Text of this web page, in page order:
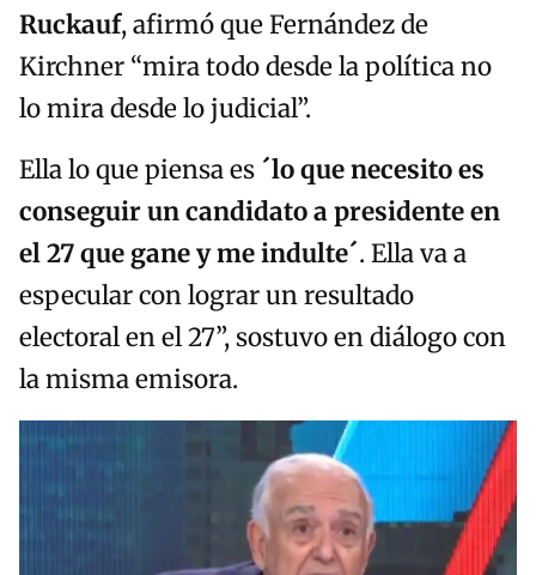
Ruckauf, afirmó que Fernández de
Kirchner “mira todo desde la política no
lo mira desde lo judicial”.
Ella lo que piensa es ´lo que necesito es
conseguir un candidato a presidente en
el 27 que gane y me indulte´. Ella va a
especular con lograr un resultado
electoral en el 27”, sostuvo en diálogo con
la misma emisora.